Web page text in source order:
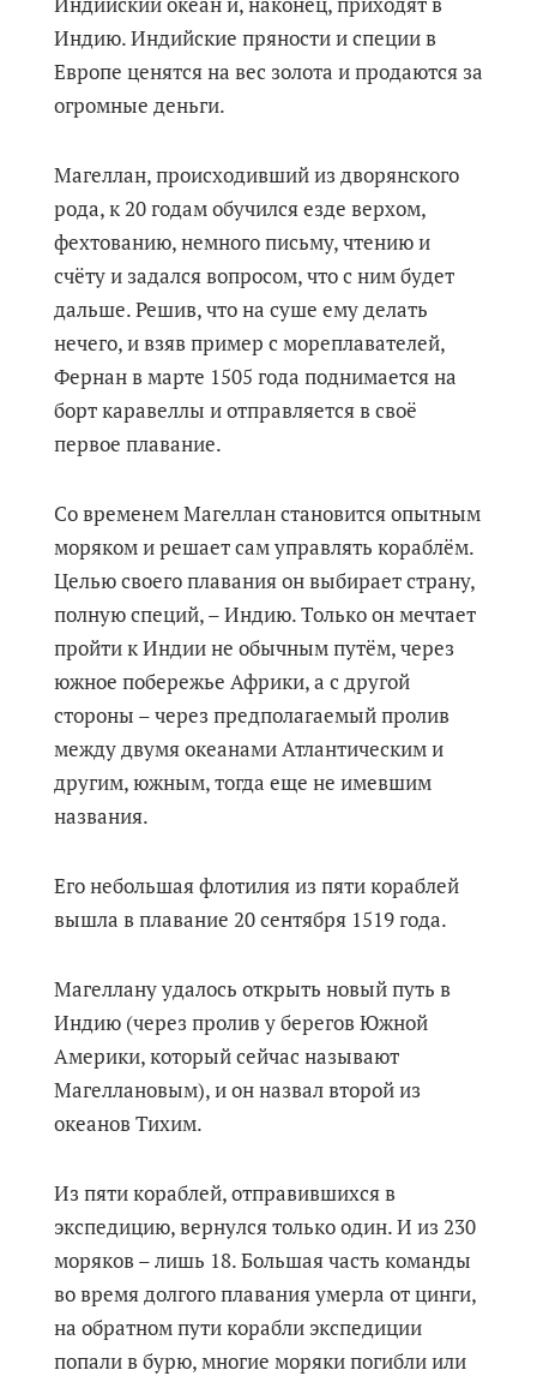
Индию. Индийские пряности и специи в
Европе ценятся на вес золота и продаются за
огромные деньги.
Магеллан, происходивший из дворянского
рода, к 20 годам обучился езде верхом,
фехтованию, немного письму, чтению и
счёту и задался вопросом, что с ним будет
дальше. Решив, что на суше ему делать
нечего, и взяв пример с мореплавателей,
Фернан в марте 1505 года поднимается на
борт каравеллы и отправляется в своё
первое плавание.
Со временем Магеллан становится опытным
моряком и решает сам управлять кораблём.
Целью своего плавания он выбирает страну,
полную специй, – Индию. Только он мечтает
пройти к Индии не обычным путём, через
южное побережье Африки, а с другой
стороны – через предполагаемый пролив
между двумя океанами Атлантическим и
другим, южным, тогда еще не имевшим
названия.
Его небольшая флотилия из пяти кораблей
вышла в плавание 20 сентября 1519 года.
Магеллану удалось открыть новый путь в
Индию (через пролив у берегов Южной
Америки, который сейчас называют
Магеллановым), и он назвал второй из
океанов Тихим.
Из пяти кораблей, отправившихся в
экспедицию, вернулся только один. И из 230
моряков – лишь 18. Большая часть команды
во время долгого плавания умерла от цинги,
на обратном пути корабли экспедиции
попали в бурю, многие моряки погибли или